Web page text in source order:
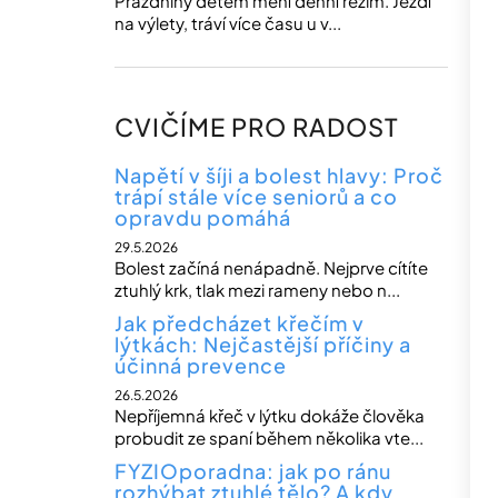
na výlety, tráví více času u v...
CVIČÍME PRO RADOST
Napětí v šíji a bolest hlavy: Proč
trápí stále více seniorů a co
opravdu pomáhá
29.5.2026
Bolest začíná nenápadně. Nejprve cítíte
ztuhlý krk, tlak mezi rameny nebo n...
Jak předcházet křečím v
lýtkách: Nejčastější příčiny a
účinná prevence
26.5.2026
Nepříjemná křeč v lýtku dokáže člověka
probudit ze spaní během několika vte...
FYZIOporadna: jak po ránu
rozhýbat ztuhlé tělo? A kdy